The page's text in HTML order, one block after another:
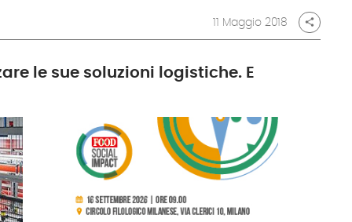
11 Maggio 2018 share
le sue soluzioni logistiche. E